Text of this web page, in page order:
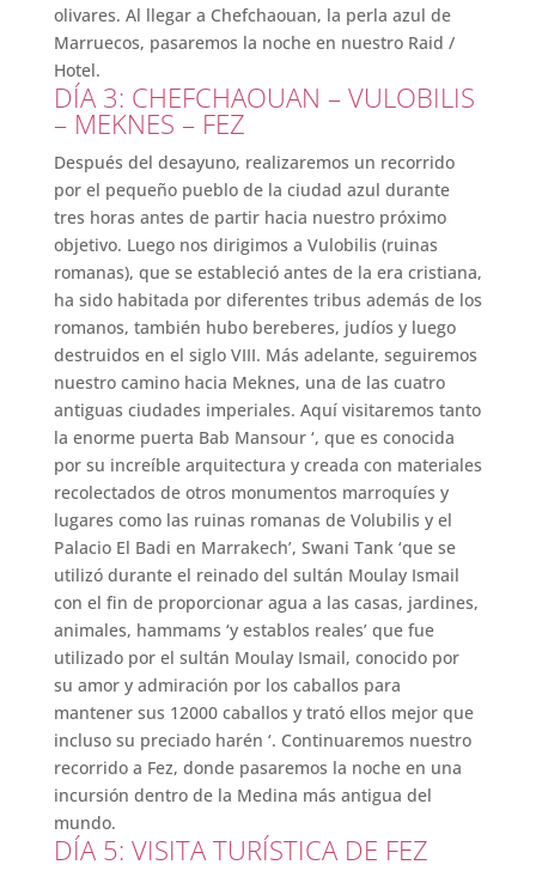
olivares. Al llegar a Chefchaouan, la perla azul de
Marruecos, pasaremos la noche en nuestro Raid /
Hotel.
DÍA 3: CHEFCHAOUAN – VULOBILIS
– MEKNES – FEZ
Después del desayuno, realizaremos un recorrido
por el pequeño pueblo de la ciudad azul durante
tres horas antes de partir hacia nuestro próximo
objetivo. Luego nos dirigimos a Vulobilis (ruinas
romanas), que se estableció antes de la era cristiana,
ha sido habitada por diferentes tribus además de los
romanos, también hubo bereberes, judíos y luego
destruidos en el siglo VIII. Más adelante, seguiremos
nuestro camino hacia Meknes, una de las cuatro
antiguas ciudades imperiales. Aquí visitaremos tanto
la enorme puerta Bab Mansour ‘, que es conocida
por su increíble arquitectura y creada con materiales
recolectados de otros monumentos marroquíes y
lugares como las ruinas romanas de Volubilis y el
Palacio El Badi en Marrakech’, Swani Tank ‘que se
utilizó durante el reinado del sultán Moulay Ismail
con el fin de proporcionar agua a las casas, jardines,
animales, hammams ‘y establos reales’ que fue
utilizado por el sultán Moulay Ismail, conocido por
su amor y admiración por los caballos para
mantener sus 12000 caballos y trató ellos mejor que
incluso su preciado harén ‘. Continuaremos nuestro
recorrido a Fez, donde pasaremos la noche en una
incursión dentro de la Medina más antigua del
mundo.
DÍA 5: VISITA TURÍSTICA DE FEZ